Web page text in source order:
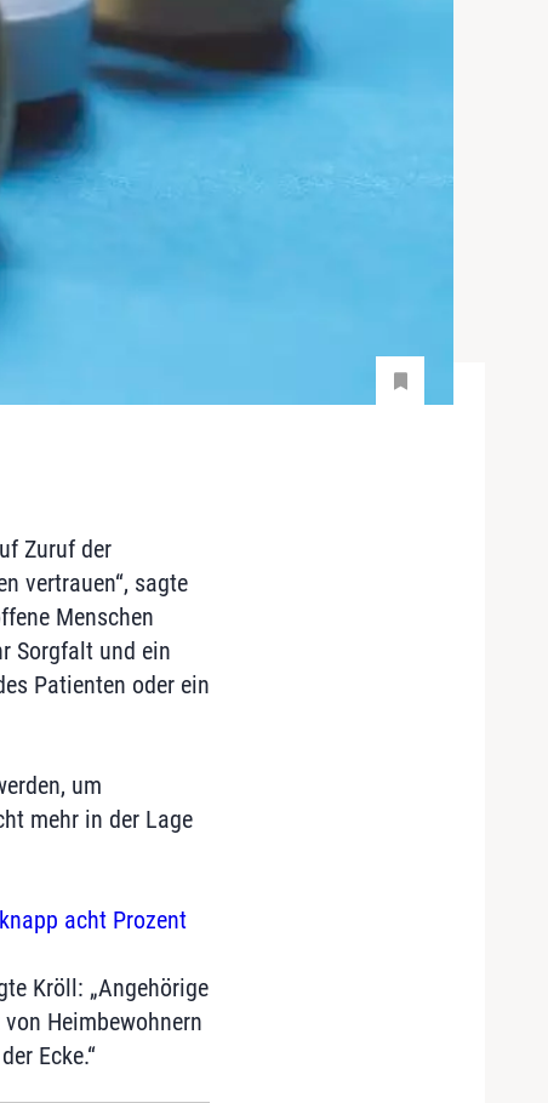
Zuruf der
vertrauen“, sagte
Menschen
Sorgfalt und ein
Patienten oder ein
um
mehr in der Lage
acht Prozent
Kröll: „Angehörige
Heimbewohnern
Ecke.“